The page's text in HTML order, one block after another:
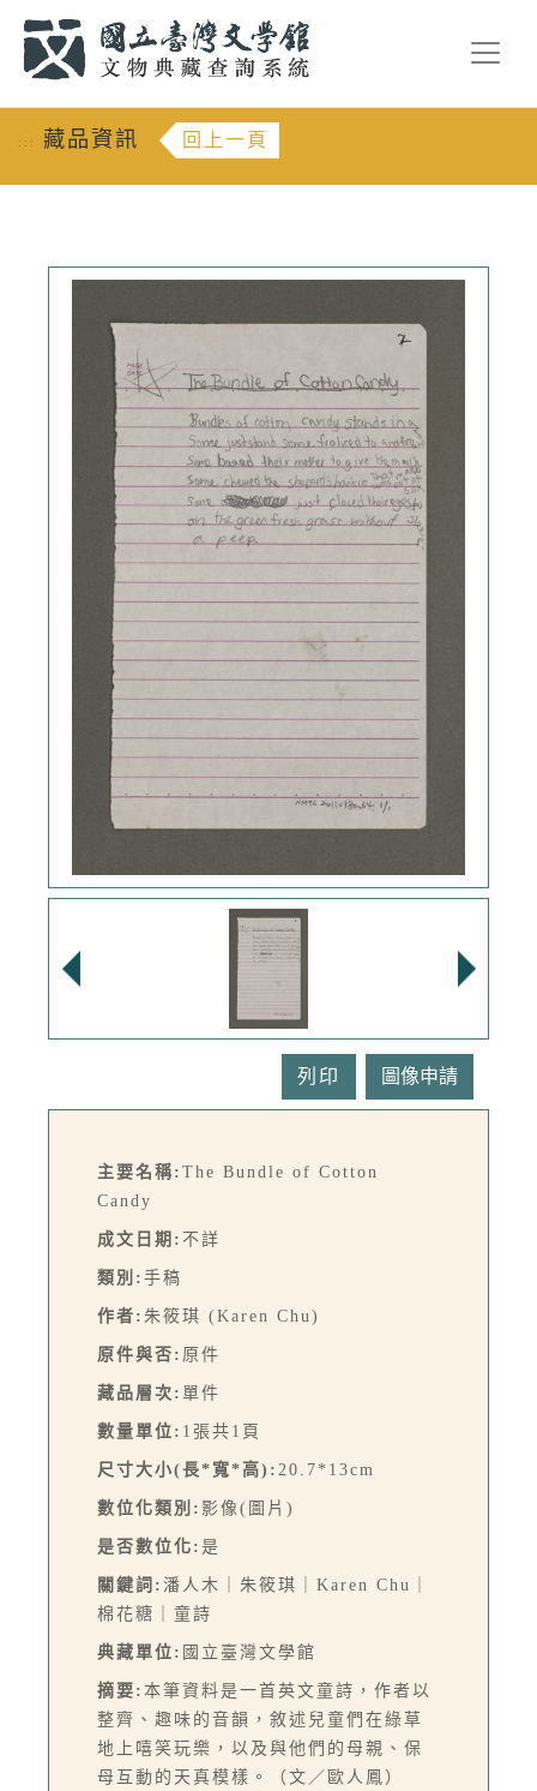
::: 藏品資訊 回上一頁
列印
主要名稱: The Bundle of Cotton
Candy
成文日期: 不詳
類別: 手稿
作者: 朱筱琪 (Karen Chu)
原件與否: 原件
藏品層次: 單件
數量單位: 1張共1頁
尺寸大小(長*寬*高): 20.7*13cm
數位化類別: 影像(圖片)
是否數位化: 是
關鍵詞: 潘人木｜朱筱琪｜Karen Chu｜
棉花糖｜童詩
典藏單位: 國立臺灣文學館
摘要: 本筆資料是一首英文童詩，作者以
整齊、趣味的音韻，敘述兒童們在綠草
地上嘻笑玩樂，以及與他們的母親、保
母互動的天真模樣。（文／歐人鳳）